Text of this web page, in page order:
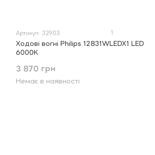
Артикул: 32903 1
Ходові вогні Philips 12831WLEDX1 LED
6000К
3 870 грн
Немає в наявності